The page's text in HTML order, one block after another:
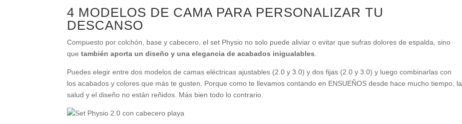
4 MODELOS DE CAMA PARA PERSONALIZAR TU
DESCANSO
Compuesto por colchón, base y cabecero, el set Physio no solo puede aliviar o evitar que sufras dolores de espalda, sino
quetambién aporta un diseño y una elegancia de acabados inigualables
Puedes elegir entre dos modelos de camas eléctricas ajustables (2.0 y 3.0) y dos fijas (2.0 y 3.0) y luego combinarlas con
los acabados y colores que más te gusten. Porque como te llevamos contando en ENSUEÑOS desde hace mucho tiempo, la
salud y el diseño no están reñidos. Más bien todo lo contrario.